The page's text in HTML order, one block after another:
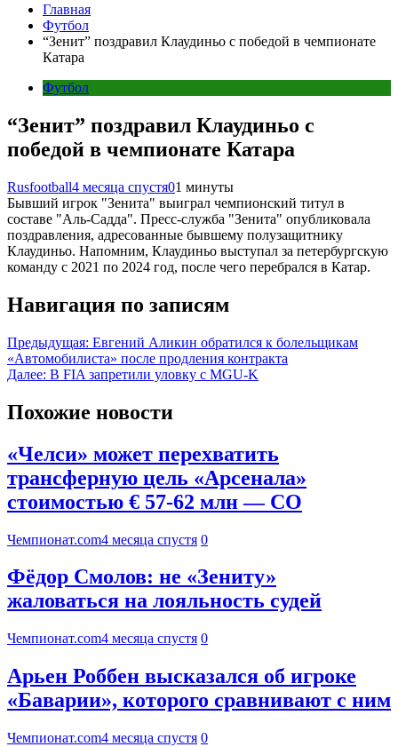
Главная
Футбол
“Зенит” поздравил Клаудиньо с победой в чемпионате
Катара
Футбол
“Зенит” поздравил Клаудиньо с
победой в чемпионате Катара
Rusfootball4 месяца спустя01 минуты
Бывший игрок "Зенита" выиграл чемпионский титул в
составе "Аль-Садда". Пресс-служба "Зенита" опубликовала
поздравления, адресованные бывшему полузащитнику
Клаудиньо. Напомним, Клаудиньо выступал за петербургскую
команду с 2021 по 2024 год, после чего перебрался в Катар.
Навигация по записям
Предыдущая: Евгений Аликин обратился к болельщикам
«Автомобилиста» после продления контракта
Далее: В FIA запретили уловку с MGU-K
Похожие новости
«Челси» может перехватить
трансферную цель «Арсенала»
стоимостью € 57-62 млн — CO
Чемпионат.com4 месяца спустя 0
Фёдор Смолов: не «Зениту»
жаловаться на лояльность судей
Чемпионат.com4 месяца спустя 0
Арьен Роббен высказался об игроке
«Баварии», которого сравнивают с ним
Чемпионат.com4 месяца спустя 0